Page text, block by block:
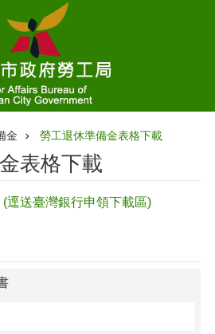
金 勞工退休準備金表格下載
表格下載
逕送臺灣銀行申領下載區)